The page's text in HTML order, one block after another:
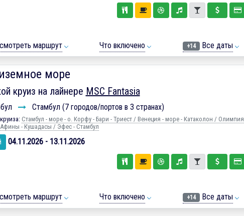
маршрут Что включено +14 Все даты
море
круиз на лайнере MSC Fantasia
Стамбул (7 городов/портов в 3 странах)
Стамбул - море - о. Корфу - Бари - Триест / Венеция - море - Катаколон / Олимпия
- Кушадасы / Эфес - Стамбул
04.11.2026 - 13.11.2026
маршрут Что включено +14 Все даты